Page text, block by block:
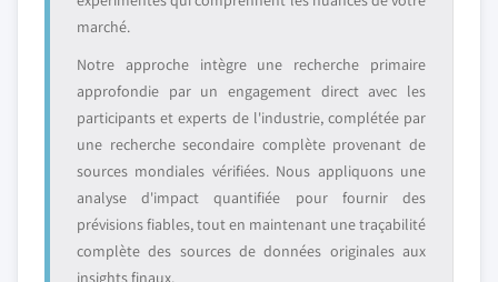
marché.
Notre approche intègre une recherche primaire
approfondie par un engagement direct avec les
participants et experts de l'industrie, complétée par
une recherche secondaire complète provenant de
sources mondiales vérifiées. Nous appliquons une
analyse d'impact quantifiée pour fournir des
prévisions fiables, tout en maintenant une traçabilité
complète des sources de données originales aux
insights finaux.